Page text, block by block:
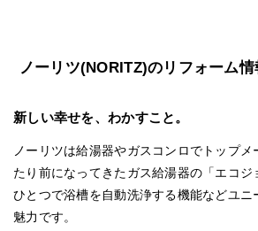
ノーリツ(NORITZ)のリフォーム
新しい幸せを、わかすこと。
ノーリツは給湯器やガスコンロでトップメ
たり前になってきたガス給湯器の「エコジ
ひとつで浴槽を自動洗浄する機能などユ
魅力です。